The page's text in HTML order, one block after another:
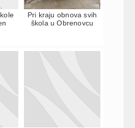
Pri kraju obnova svih
škola u Obrenovcu